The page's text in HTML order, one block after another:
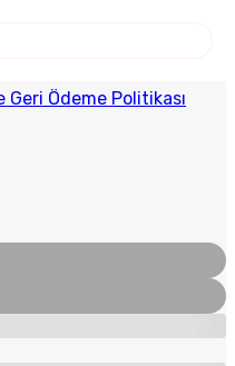
Geri Ödeme Politikası